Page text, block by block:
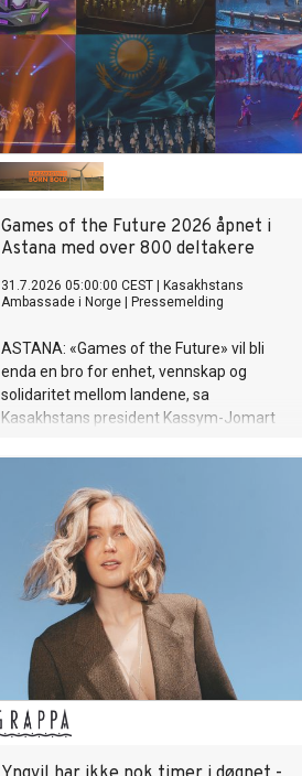
et varmt poputtrykk. "Blindvei" er ute nå!
Lytt her.
Games of the Future 2026 åpnet i
Astana med over 800 deltakere
31.7.2026 05:00:00 CEST
Kasakhstans
Ambassade i Norge
Pressemelding
ASTANA: «Games of the Future» vil bli
enda en bro for enhet, vennskap og
solidaritet mellom landene, sa
Kasakhstans president Kassym-Jomart